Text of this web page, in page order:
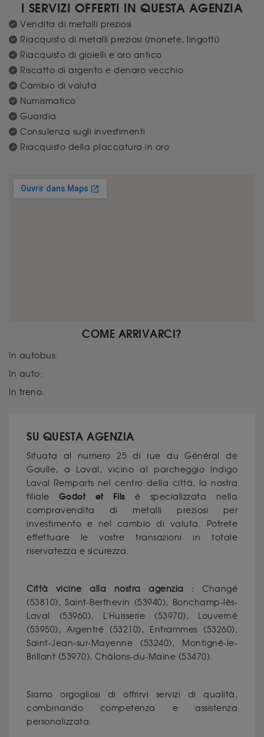
I SERVIZI OFFERTI IN QUESTA AGENZIA
Vendita di metalli preziosi
Riacquisto di metalli preziosi (monete, lingotti)
Riacquisto di gioielli e oro antico
Riscatto di argento e denaro vecchio
Cambio di valuta
Numismatico
Guardia
Consulenza sugli investimenti
Riacquisto della placcatura in oro
COME ARRIVARCI?
In autobus:
In auto:
In treno:
SU QUESTA AGENZIA
Situata al numero 25 di rue du Général de
Gaulle, a Laval, vicino al parcheggio Indigo
Laval Remparts nel centro della città, la nostra
filiale Godot et Fils è specializzata nella
compravendita di metalli preziosi per
investimento e nel cambio di valuta. Potrete
effettuare le vostre transazioni in totale
riservatezza e sicurezza.
Città vicine alla nostra agenzia : Changé
(53810), Saint-Berthevin (53940), Bonchamp-lès-
Laval (53960), L'Huisserie (53970), Louverné
(53950), Argentré (53210), Entrammes (53260),
Saint-Jean-sur-Mayenne (53240), Montigné-le-
Brillant (53970), Châlons-du-Maine (53470).
Siamo orgogliosi di offrirvi servizi di qualità,
combinando competenza e assistenza
personalizzata: